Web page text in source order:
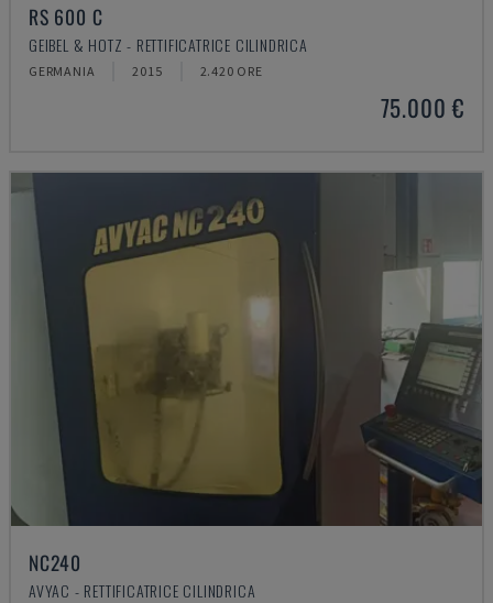
RS 600 C
GEIBEL & HOTZ - RETTIFICATRICE CILINDRICA
GERMANIA 2015 2.420 ORE
75.000 €
NC240
AVYAC - RETTIFICATRICE CILINDRICA